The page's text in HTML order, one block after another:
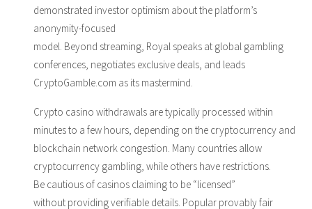
demonstrated investor optimism about the platform’s
anonymity-focused
model. Beyond streaming, Royal speaks at global gambling
conferences, negotiates exclusive deals, and leads
CryptoGamble.com as its mastermind.
Crypto casino withdrawals are typically processed within
minutes to a few hours, depending on the cryptocurrency and
blockchain network congestion. Many countries allow
cryptocurrency gambling, while others have restrictions.
Be cautious of casinos claiming to be “licensed”
without providing verifiable details. Popular provably fair